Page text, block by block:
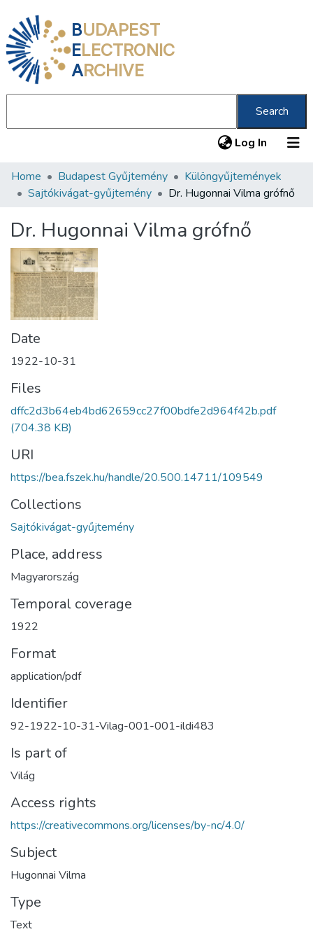
BUDAPEST
ELECTRONIC
ARCHIVE
Search
Log In (current)
Communities & Collections
Statistics
About us
Home Budapest Gyűjtemény
Különgyűjtemények
Sajtókivágat-gyűjtemény
Dr. Hugonnai Vilma grófnő
Dr. Hugonnai Vilma grófnő
Date
1922-10-31
Files
dffc2d3b64eb4bd62659cc27f00bdfe2d964f42b.pdf
(704.38 KB)
URI
https://bea.fszek.hu/handle/20.500.14711/109549
Collections
Sajtókivágat-gyűjtemény
Place, address
Magyarország
Temporal coverage
1922
Format
application/pdf
Identifier
92-1922-10-31-Vilag-001-001-ildi483
Is part of
Világ
Access rights
https://creativecommons.org/licenses/by-nc/4.0/
Subject
Hugonnai Vilma
Type
Text